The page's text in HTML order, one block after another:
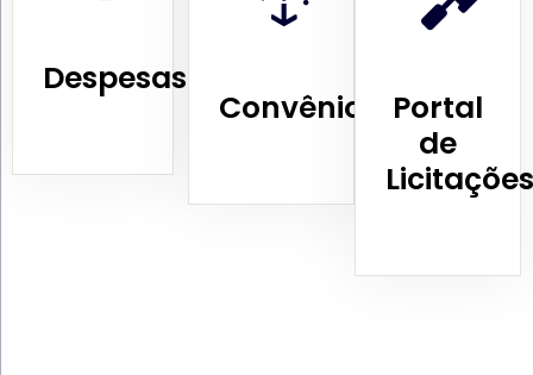
Despesas
Convênios
Portal
de